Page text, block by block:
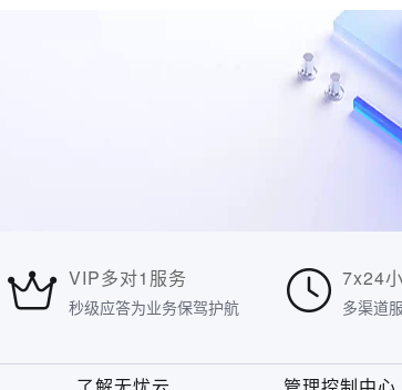
VIP多对1服务
秒级应答为业务保驾护航
7x24
多渠道